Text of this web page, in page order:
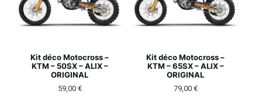
Kit déco Motocross –
KTM – 50SX – ALIX –
ORIGINAL
59,00 €
Kit déco Motocross –
KTM – 65SX – ALIX –
ORIGINAL
79,00 €